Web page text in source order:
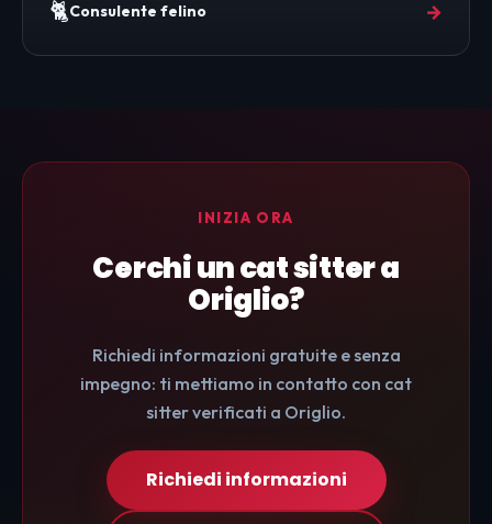
🐈Consulente felino →
INIZIA ORA
Cerchi un cat sitter a
Origlio?
Richiedi informazioni gratuite e senza
impegno: ti mettiamo in contatto con cat
sitter verificati a Origlio.
Richiedi informazioni